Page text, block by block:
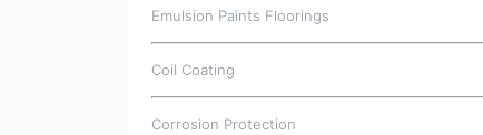
Emulsion Paints Floorings
Coil Coating
Corrosion Protection